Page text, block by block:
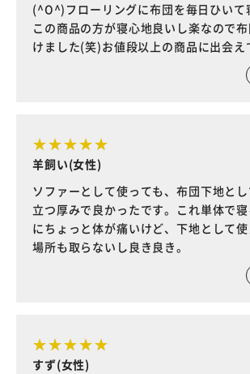
(^O^)フローリングに布団を毎日ひいて
この商品の方が寝心地良いし楽なので
けました(笑)お値段以上の商品に出会え
羊飼い(女性)
ソファーとして使っても、布団下地と
立つ厚みで良かったです。これ単体で
にちょっと体が痛いけど、下地として使
場所も取らないし良き良き。
すず(女性)